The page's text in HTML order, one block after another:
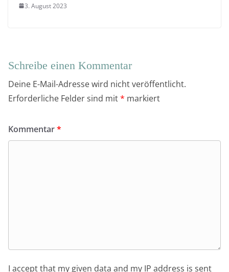
3. August 2023
Schreibe einen Kommentar
Deine E-Mail-Adresse wird nicht veröffentlicht.
Erforderliche Felder sind mit* markiert
Kommentar*
I accept that my given data and my IP address is sent